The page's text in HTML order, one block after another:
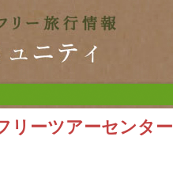
リーツアーセンター